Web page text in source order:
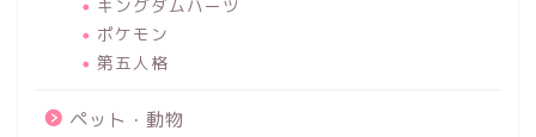
キングダムハーツ
ポケモン
第五人格
ペット・動物